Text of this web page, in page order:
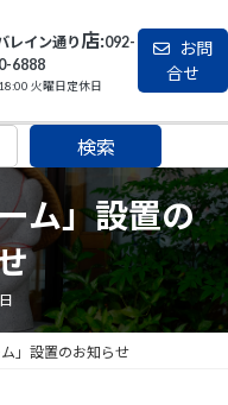
レイン通り 店:092-
-6888
火曜日定休日
お問
合せ
検索
ム」設置の
」設置のお知らせ